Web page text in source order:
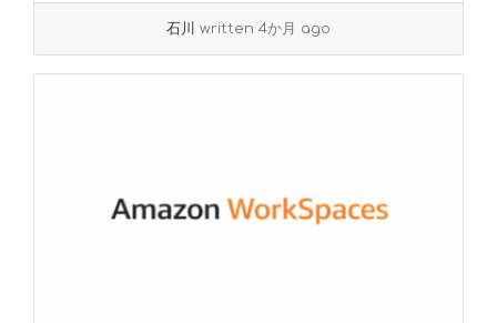
石川 written 4か月 ago